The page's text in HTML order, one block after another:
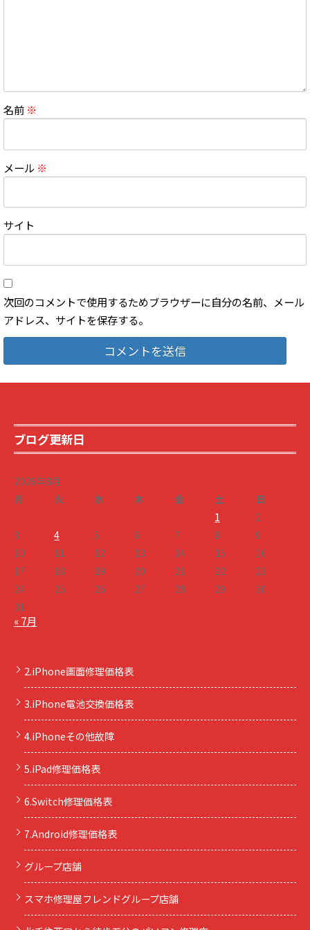
名前 ※
メール ※
サイト
次回のコメントで使用するためブラウザーに自分の名前、メール
アドレス、サイトを保存する。
ブログ更新日
2026年8月
月
火 水 木 金 土
日
1
2
3
4 5 6 7 8
9
10
11 12 13 14 15
16
17
18 19 20 21 22
23
24
25 26 27 28 29
30
31
« 7月
2.iPhone画面修理価格表
3.iPhone電池交換価格表
4.iPhoneその他故障
5.iPad修理価格表
6.Switch修理価格表
7.Android修理価格表
グループ店舗
スマホ修理屋フレンドグループ店舗